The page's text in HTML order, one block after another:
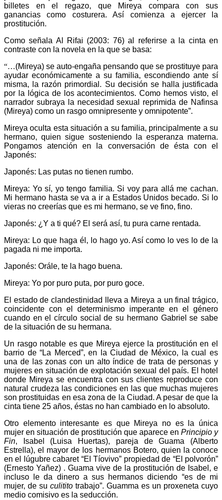
Bluesky
Threads
billetes en el regazo, que Mireya compara con sus
ganancias como costurera. Así comienza a ejercer la
prostitución.
Como señala Al Rifai (2003: 76) al referirse a la cinta en
contraste con la novela en la que se basa:
“…(Mireya) se auto-engaña pensando que se prostituye para
ayudar económicamente a su familia, escondiendo ante sí
misma, la razón primordial. Su decisión se halla justificada
por la lógica de los acontecimientos. Como hemos visto, el
narrador subraya la necesidad sexual reprimida de Nafinsa
(Mireya) como un rasgo omnipresente y omnipotente”.
Mireya oculta esta situación a su familia, principalmente a su
hermano, quien sigue sosteniendo la esperanza materna.
Pongamos atención en la conversación de ésta con el
Japonés:
Japonés: Las putas no tienen rumbo.
Mireya: Yo sí, yo tengo familia. Si voy para allá me cachan.
Mi hermano hasta se va a ir a Estados Unidos becado. Si lo
vieras no creerías que es mi hermano, se ve fino, fino.
Japonés: ¿Y a ti qué? El será así, tu pura carne rentada.
Mireya: Lo que haga él, lo hago yo. Así como lo ves lo de la
pagada ni me importa.
Japonés: Orále, te la hago buena.
Mireya: Yo por puro puta, por puro goce.
El estado de clandestinidad lleva a Mireya a un final trágico,
coincidente con el determinismo imperante en el género
cuando en el círculo social de su hermano Gabriel se sabe
de la situación de su hermana.
Un rasgo notable es que Mireya ejerce la prostitución en el
barrio de “La Merced”, en la Ciudad de México, la cual es
una de las zonas con un alto índice de trata de personas y
mujeres en situación de explotación sexual del país. El hotel
donde Mireya se encuentra con sus clientes reproduce con
natural crudeza las condiciones en las que muchas mujeres
son prostituidas en esa zona de la Ciudad. A pesar de que la
cinta tiene 25 años, éstas no han cambiado en lo absoluto.
Otro elemento interesante es que Mireya no es la única
mujer en situación de prostitución que aparece en Principio y
Fin, Isabel (Luisa Huertas), pareja de Guama (Alberto
Estrella), el mayor de los hermanos Botero, quien la conoce
en el lúgubre cabaret “El Tíovivo” propiedad de “El polvorón”
(Ernesto Yañez) . Guama vive de la prostitución de Isabel, e
incluso le da dinero a sus hermanos diciendo “es de mi
mujer, de su culitito trabajo”. Guamma es un proxeneta cuyo
medio comisivo es la seducción.